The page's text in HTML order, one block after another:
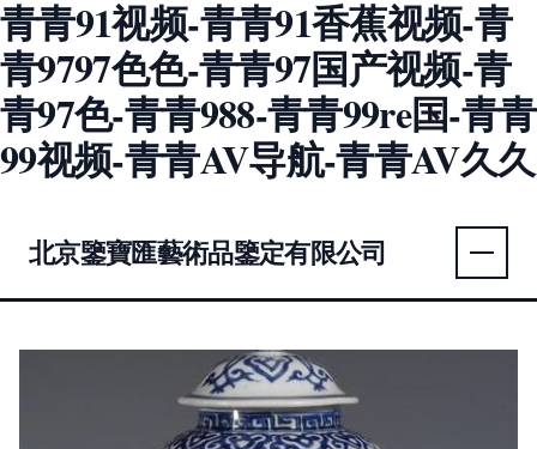
青青91视频-青青91香蕉视频-青
青9797色色-青青97国产视频-青
青97色-青青988-青青99re国-青青
99视频-青青AV导航-青青AV久久
北京鑒寶匯藝術品鑒定有限公司